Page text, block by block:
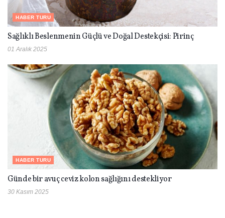
HABER TURU
Sağlıklı Beslenmenin Güçlü ve Doğal Destekçisi: Pirinç
01 Aralık 2025
HABER TURU
Günde bir avuç ceviz kolon sağlığını destekliyor
30 Kasım 2025